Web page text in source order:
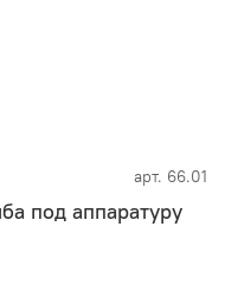
арт. 66.01
под аппаратуру